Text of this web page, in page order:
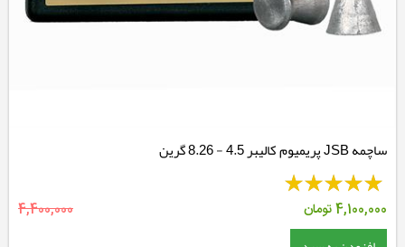
ساچمه JSB پریمیوم کالیبر 4.5 - 8.26 گرین
4,100,000تومان 4,400,000